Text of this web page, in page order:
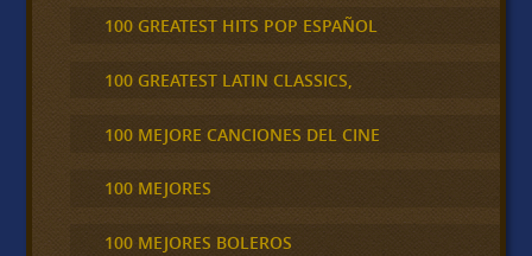
100 GREATEST HITS POP ESPAÑOL
100 GREATEST LATIN CLASSICS,
100 MEJORE CANCIONES DEL CINE
100 MEJORES
100 MEJORES BOLEROS